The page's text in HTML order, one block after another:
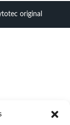
original